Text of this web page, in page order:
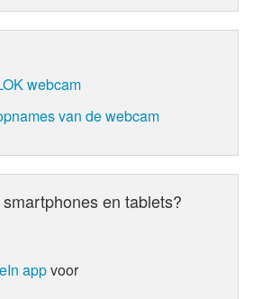
webcam
van de webcam
en tablets?
appvoor